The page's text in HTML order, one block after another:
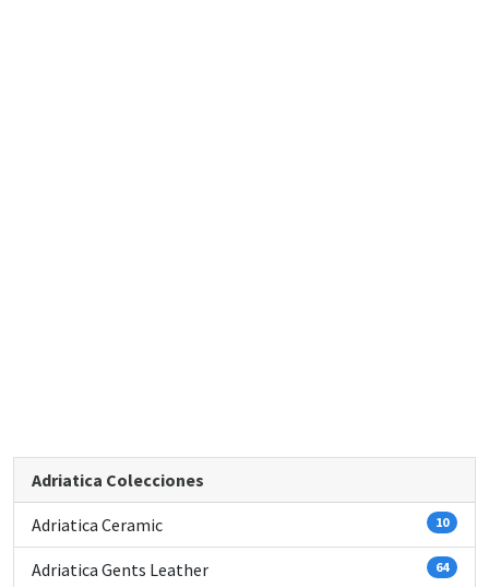
Adriatica Colecciones
Adriatica Ceramic 10
Adriatica Gents Leather 64